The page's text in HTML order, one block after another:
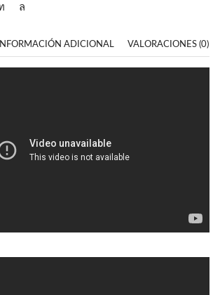
INFORMACIÓN ADICIONAL VALORACIONES (0)